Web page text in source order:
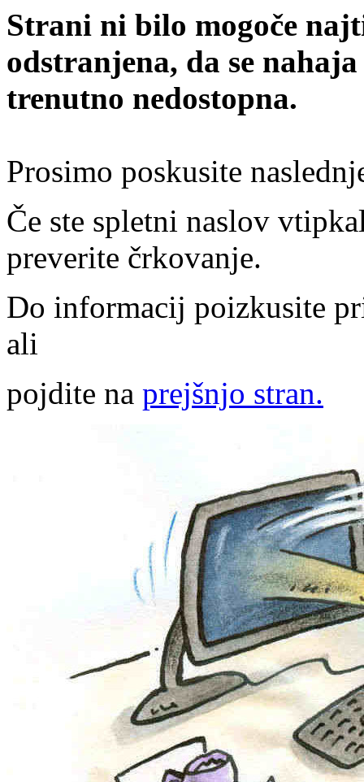
Strani ni bilo mogoče
odstranjena, da se
trenutno nedostopna.
Prosimo poskusite
Če ste spletni naslov
preverite črkovanje.
Do informacij poizkusite
ali
pojdite na prejšnjo stran.